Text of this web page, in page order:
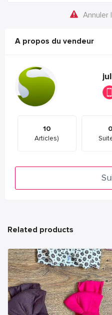
Annuler
A propos du vendeur
10
Articles)
0
Related products